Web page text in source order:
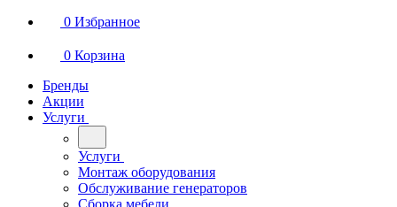
0 Избранное
0 Корзина
Бренды
Акции
Услуги
Услуги
Монтаж оборудования
Обслуживание генераторов
Сборка мебели